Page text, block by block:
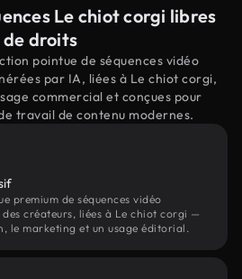
Le chiot corgi libres
de droits
pointue de séquences vidéo
par IA, liées à Le chiot corgi,
commercial et conçues pour
travail de contenu modernes.
premium de séquences vidéo
créateurs, liées à Le chiot corgi —
le marketing et un usage éditorial.